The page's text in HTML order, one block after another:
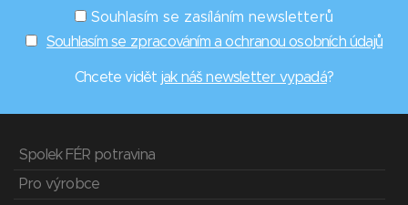
Souhlasím se zasíláním newsletterů
Souhlasím se zpracováním a ochranou osobních údajů
Chcete vidět jak náš newsletter vypadá?
Spolek FÉR potravina
Pro výrobce